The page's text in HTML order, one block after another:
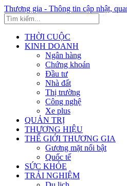
Thương gia - Thông tin cập nhật,
THỜI CUỘC
KINH DOANH
Ngân hàng
Chứng khoán
Đầu tư
Nhà đất
Thị trường
Công nghệ
Xe plus
QUẢN TRỊ
THƯƠNG HIỆU
THẾ GIỚI THƯƠNG GIA
Gương mặt nổi bật
Quốc tế
SỨC KHỎE
TRẢI NGHIỆM